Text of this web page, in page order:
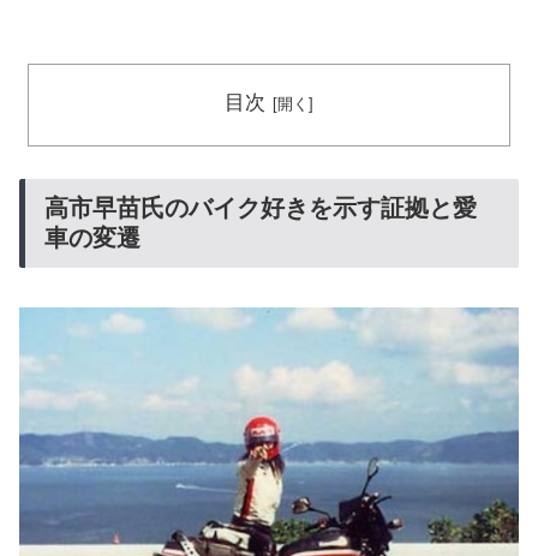
目次
高市早苗氏のバイク好きを示す証拠と愛
車の変遷